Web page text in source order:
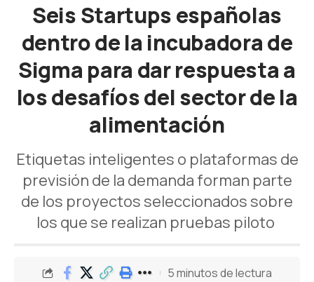
Seis Startups españolas
dentro de la incubadora de
Sigma para dar respuesta a
los desafíos del sector de la
alimentación
Etiquetas inteligentes o plataformas de
previsión de la demanda forman parte
de los proyectos seleccionados sobre
los que se realizan pruebas piloto
5 minutos de lectura